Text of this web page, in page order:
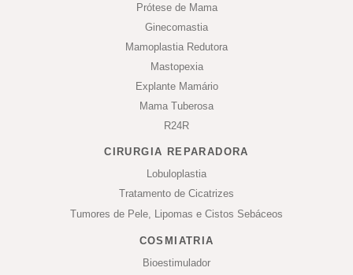
Prótese de Mama
Ginecomastia
Mamoplastia Redutora
Mastopexia
Explante Mamário
Mama Tuberosa
R24R
CIRURGIA REPARADORA
Lobuloplastia
Tratamento de Cicatrizes
Tumores de Pele, Lipomas e Cistos Sebáceos
COSMIATRIA
Bioestimulador